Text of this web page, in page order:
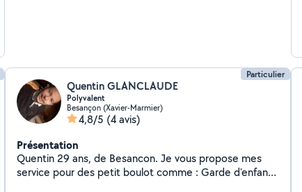
Particulier
Quentin GLANCLAUDE
Polyvalent
Besançon (Xavier-Marmier)
4,8/5 (4 avis)
Présentation
Quentin 29 ans, de Besancon. Je vous propose mes
service pour des petit boulot comme : Garde d'enfant,